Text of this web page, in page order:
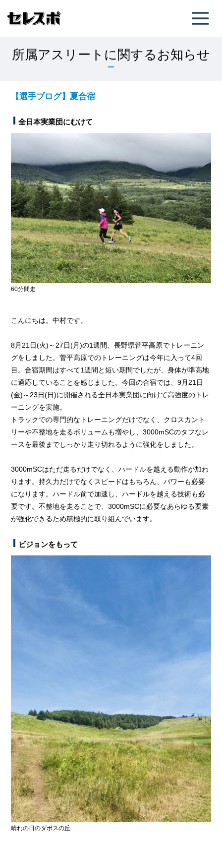
所属アスリートに関するお知らせ
【選手ブログ】夏合宿
全日本実業団にむけて
60分間走
こんにちは。中村です。
8月21日(火)～27日(月)の1週間、長野県菅平高原でトレーニン
グをしました。菅平高原でのトレーニングは今年に入って4回
目。合宿期間はすべて1週間と短い期間でしたが、身体が準高地
に適応していることを感じました。今回の合宿では、9月21日
(金)～23日(日)に開催される全日本実業団に向けて高強度のトレ
ーニングを実施。
トラックでの専門的なトレーニングだけでなく、クロスカント
リーや不整地を走るボリュームも増やし、3000mSCのタフなレ
ースを最後までしっかり走り切れるように強化をしました。
3000mSCはただ走るだけでなく、ハードルを越える動作が加わ
ります。持久力だけでなくスピードはもちろん、パワーも必要
になります。ハードル前で加速し、ハードルを越える技術も必
要です。不整地を走ることで、3000mSCに必要なあらゆる要素
が強化できるため積極的に取り組んでいます。
ビジョンをもって
晴れの日のダボスの丘